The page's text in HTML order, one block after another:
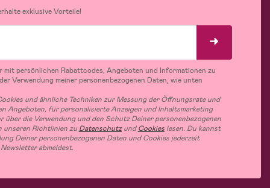
exklusive Vorteile!
mit persönlichen Rabattcodes, Angeboten und Informationen zu
Verwendung meiner personenbezogenen Daten, wie unten
und ähnliche Techniken zur Messung der Öffnungsrate und
Angeboten, für personalisierte Anzeigen und Inhaltsmarketing
über die Verwendung und den Schutz Deiner personenbezogenen
unseren Richtlinien zu DatenschutzundCookieslesen. Du kannst
Deiner personenbezogenen Daten und Cookies jederzeit
abmeldest.